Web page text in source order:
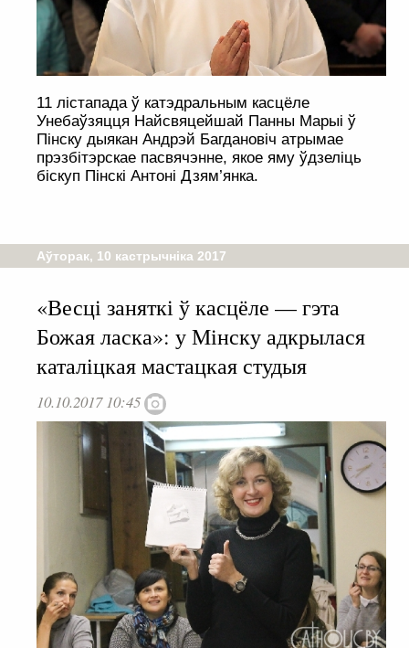
11 лістапада ў катэдральным касцёле
Унебаўзяцця Найсвяцейшай Панны Марыі ў
Пінску дыякан Андрэй Багдановіч атрымае
прэзбітэрскае пасвячэнне, якое яму ўдзеліць
біскуп Пінскі Антоні Дзям’янка.
Аўторак, 10 кастрычніка 2017
«Весці заняткі ў касцёле — гэта
Божая ласка»: у Мінску адкрылася
каталіцкая мастацкая студыя
10.10.2017 10:45